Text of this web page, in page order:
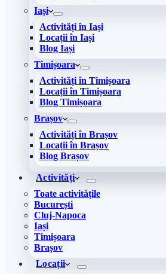
Iași
Activități în Iași
Locații în Iași
Blog Iași
Timișoara
Activități în Timișoara
Locații în Timișoara
Blog Timișoara
Brașov
Activități în Brașov
Locații în Brașov
Blog Brașov
Activități
Toate activitățile
București
Cluj-Napoca
Iași
Timișoara
Brașov
Locații